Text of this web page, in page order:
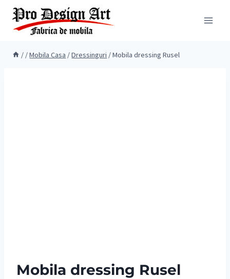
Skip
content
/ /Mobila Casa /Dressinguri /Mobila dressing Rusel
Mobila dressing Rusel